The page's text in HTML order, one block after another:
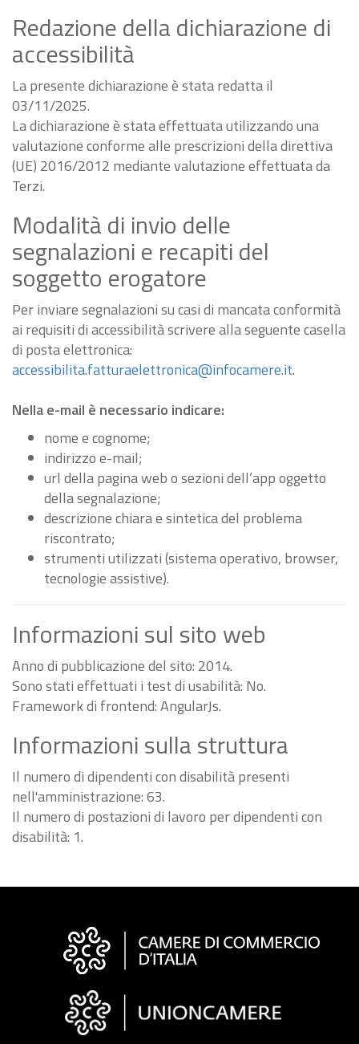
Redazione della dichiarazione di
accessibilità
La presente dichiarazione è stata redatta il
03/11/2025.
La dichiarazione è stata effettuata utilizzando una
valutazione conforme alle prescrizioni della direttiva
(UE) 2016/2012 mediante valutazione effettuata da
Terzi.
Modalità di invio delle
segnalazioni e recapiti del
soggetto erogatore
Per inviare segnalazioni su casi di mancata conformità
ai requisiti di accessibilità scrivere alla seguente casella
di posta elettronica:
accessibilita.fatturaelettronica@infocamere.it.
Nella e-mail è necessario indicare:
nome e cognome;
indirizzo e-mail;
url della pagina web o sezioni dell’app oggetto
della segnalazione;
descrizione chiara e sintetica del problema
riscontrato;
strumenti utilizzati (sistema operativo, browser,
tecnologie assistive).
Informazioni sul sito web
Anno di pubblicazione del sito: 2014.
Sono stati effettuati i test di usabilità: No.
Framework di frontend: AngularJs.
Informazioni sulla struttura
Il numero di dipendenti con disabilità presenti
nell'amministrazione: 63.
Il numero di postazioni di lavoro per dipendenti con
disabilità: 1.
Informazioni
"Fattura